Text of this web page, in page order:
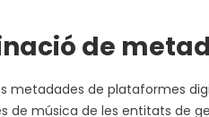
de
metadades de plataformes
de música de les entitats de